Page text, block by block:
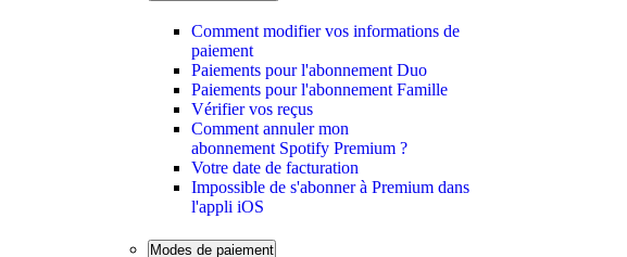
Comment modifier vos informations de
paiement
Paiements pour l'abonnement Duo
Paiements pour l'abonnement Famille
Vérifier vos reçus
Comment annuler mon
abonnement Spotify Premium ?
Votre date de facturation
Impossible de s'abonner à Premium dans
l'appli iOS
Modes de paiement